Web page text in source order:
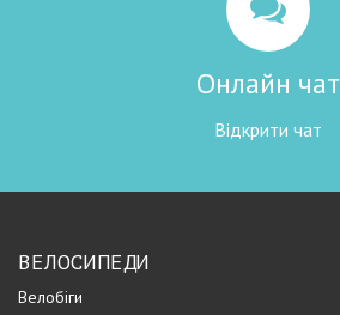
Онлайн чат
Відкрити чат
ВЕЛОСИПЕДИ
Велобіги